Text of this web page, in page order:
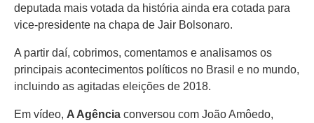
deputada mais votada da história ainda era cotada para
vice-presidente na chapa de Jair Bolsonaro.
A partir daí, cobrimos, comentamos e analisamos os
principais acontecimentos políticos no Brasil e no mundo,
incluindo as agitadas eleições de 2018.
Em vídeo, A Agência conversou com João Amôedo,